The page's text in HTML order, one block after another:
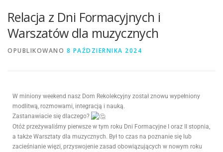
Relacja z Dni Formacyjnych i
Warszatów dla muzycznych
OPUBLIKOWANO 8 PAŹDZIERNIKA 2024
W miniony weekend nasz Dom Rekolekcyjny został znowu wypełniony
modlitwą, rozmowami, integracją i nauką.
Zastanawiacie się dlaczego?
Otóż przeżywaliśmy pierwsze w tym roku Dni Formacyjne I oraz II stopnia,
a także Warsztaty dla muzycznych. Był to czas na poznanie się lub
zacieśnianie więzi, przyswojenie zasad obowiązujących w nowym roku